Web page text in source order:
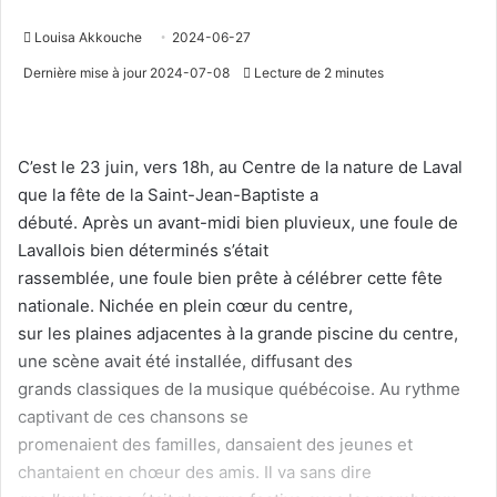
Louisa Akkouche 2024-06-27
Dernière mise à jour 2024-07-08 Lecture de 2 minutes
C’est le 23 juin, vers 18h, au Centre de la nature de Laval
que la fête de la Saint-Jean-Baptiste a
débuté. Après un avant-midi bien pluvieux, une foule de
Lavallois bien déterminés s’était
rassemblée, une foule bien prête à célébrer cette fête
nationale. Nichée en plein cœur du centre,
sur les plaines adjacentes à la grande piscine du centre,
une scène avait été installée, diffusant des
grands classiques de la musique québécoise. Au rythme
captivant de ces chansons se
promenaient des familles, dansaient des jeunes et
chantaient en chœur des amis. Il va sans dire